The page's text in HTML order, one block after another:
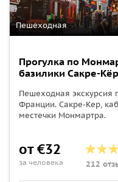
Пешеходная
Прогулка по
базилики Сакре-Кёр
Пешеходная экскурсия
Франции. Сакре-Кер,
местечки Монмартра.
от €32
за человека 212